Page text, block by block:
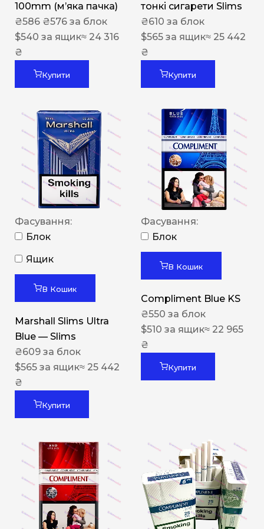
100mm (м’яка пачка)
₴586 ₴576 за блок
$540 за ящик≈ 24 316
₴
Купити
тонкі сигарети Slims
₴610 за блок
$565 за ящик≈ 25 442
₴
Купити
Фасування:
Блок
Ящик
В Кошик
Marshall Slims Ultra
Blue — Slims
₴609 за блок
$565 за ящик≈ 25 442
₴
Купити
Фасування:
Блок
В Кошик
Compliment Blue KS
₴550 за блок
$510 за ящик≈ 22 965
₴
Купити